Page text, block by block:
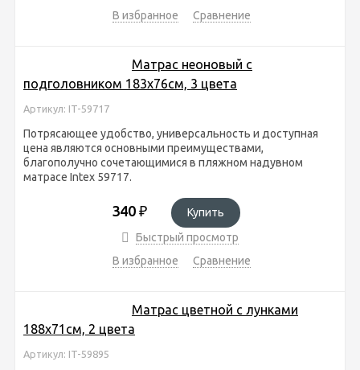
В избранное
Сравнение
Матрас неоновый с
подголовником 183х76см, 3 цвета
Артикул: IT-59717
Потрясающее удобство, универсальность и доступная
цена являются основными преимуществами,
благополучно сочетающимися в пляжном надувном
матрасе Intex 59717.
340 ₽
Купить
Быстрый просмотр
В избранное
Сравнение
Матрас цветной с лунками
188х71см, 2 цвета
Артикул: IT-59895